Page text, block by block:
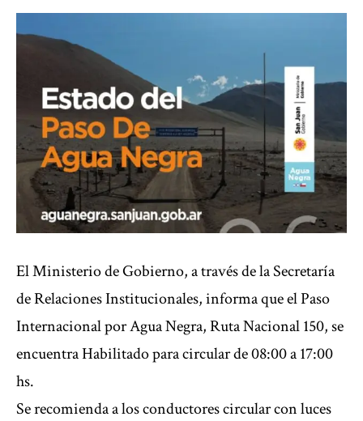
El Ministerio de Gobierno, a través de la Secretaría
de Relaciones Institucionales, informa que el Paso
Internacional por Agua Negra, Ruta Nacional 150, se
encuentra Habilitado para circular de 08:00 a 17:00
hs.
Se recomienda a los conductores circular con luces